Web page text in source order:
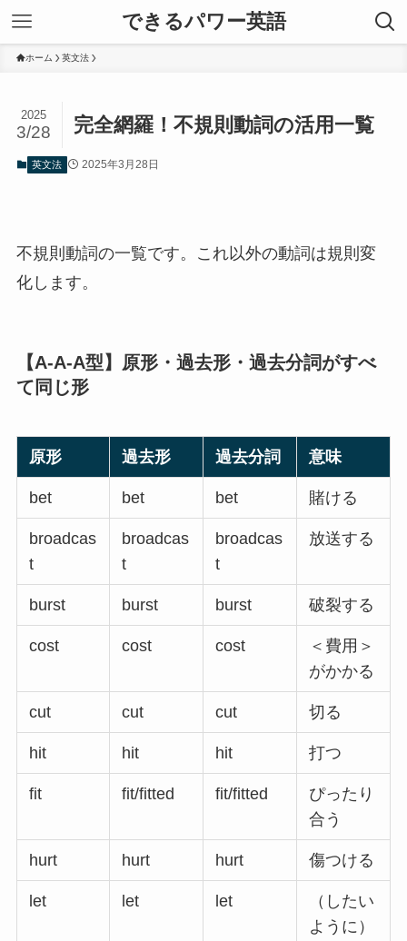
できるパワー英語
ホーム 英文法
完全網羅！不規則動詞の活用一覧
2025
3/28
英文法 2025年3月28日
不規則動詞の一覧です。これ以外の動詞は規則変
化します。
【A-A-A型】原形・過去形・過去分詞がすべ
て同じ形
原形 過去形 過去分詞 意味
bet bet bet 賭ける
broadcas
t
broadcas
t
broadcas
t
放送する
burst burst burst 破裂する
cost cost cost
＜費用＞
がかかる
cut cut cut 切る
hit hit hit 打つ
fit fit/fitted fit/fitted
ぴったり
合う
hurt hurt hurt 傷つける
let let let
（したい
ように）